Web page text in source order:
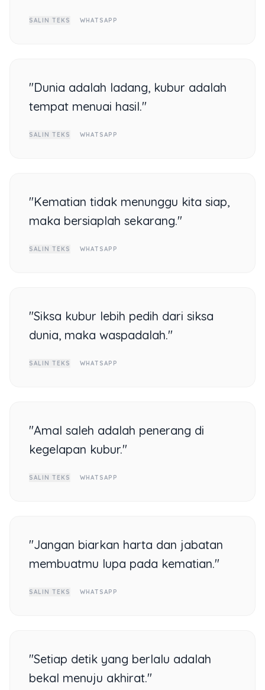
SALIN TEKS WHATSAPP
"Dunia adalah ladang, kubur adalah
tempat menuai hasil."
SALIN TEKS WHATSAPP
"Kematian tidak menunggu kita siap,
maka bersiaplah sekarang."
SALIN TEKS WHATSAPP
"Siksa kubur lebih pedih dari siksa
dunia, maka waspadalah."
SALIN TEKS WHATSAPP
"Amal saleh adalah penerang di
kegelapan kubur."
SALIN TEKS WHATSAPP
"Jangan biarkan harta dan jabatan
membuatmu lupa pada kematian."
SALIN TEKS WHATSAPP
"Setiap detik yang berlalu adalah
bekal menuju akhirat."